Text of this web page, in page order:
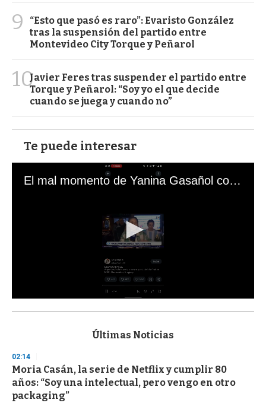
9
“Esto que pasó es raro”: Evaristo González
tras la suspensión del partido entre
Montevideo City Torque y Peñarol
10Javier Feres tras suspender el partido entre
Torque y Peñarol: “Soy yo el que decide
cuando se juega y cuando no”
Te puede interesar
El mal momento de Yanina Gasañol con un hincha argentino en "Subrayado"
s
d
s
o
f
3
Últimas Noticias
02:14
Moria Casán, la serie de Netflix y cumplir 80
años: “Soy una intelectual, pero vengo en otro
packaging”